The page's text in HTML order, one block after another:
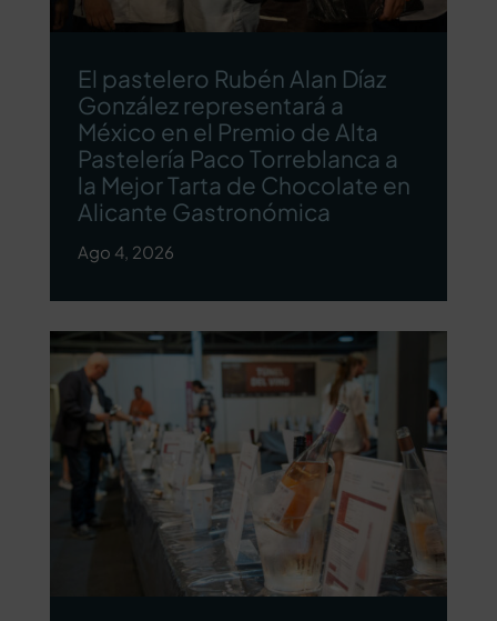
El pastelero Rubén Alan Díaz
González representará a
México en el Premio de Alta
Pastelería Paco Torreblanca a
la Mejor Tarta de Chocolate en
Alicante Gastronómica
Ago 4, 2026